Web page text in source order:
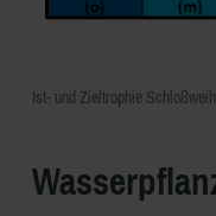
Ist- und Zieltrophie